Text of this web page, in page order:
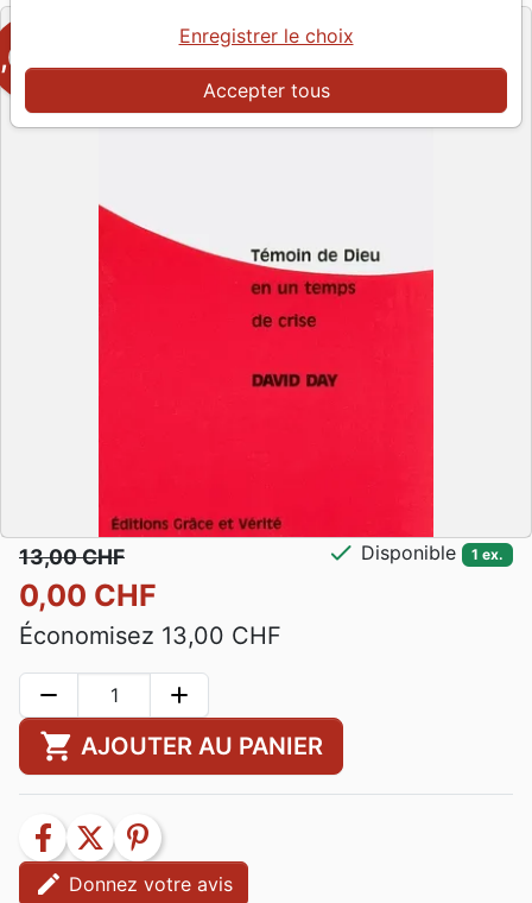
CHF
13,00 CHF
0,00 CHF
Économisez 13,00 CHF
check Disponible 1 ex.
remove add
shopping_cart AJOUTER AU PANIER
facebook twitter
pinterest
edit Donnez votre avis
Accepter tous
Enregistrer le choix